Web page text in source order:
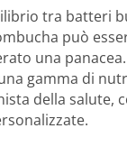
tra batteri
può
una
gamma di
della